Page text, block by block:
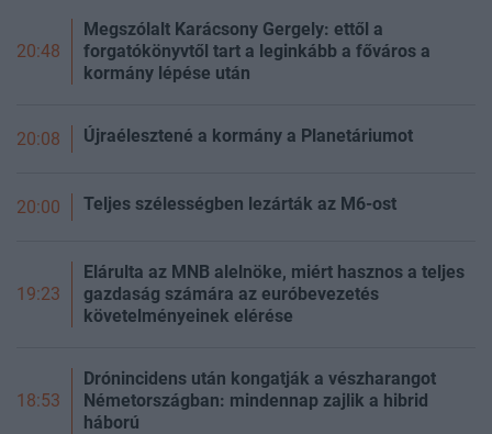
20:48
Megszólalt Karácsony Gergely: ettől a
forgatókönyvtől tart a leginkább a főváros a
kormány lépése után
20:08 Újraélesztené a kormány a Planetáriumot
20:00 Teljes szélességben lezárták az M6-ost
19:23
Elárulta az MNB alelnöke, miért hasznos a teljes
gazdaság számára az euróbevezetés
követelményeinek elérése
18:53
Drónincidens után kongatják a vészharangot
Németországban: mindennap zajlik a hibrid
háború